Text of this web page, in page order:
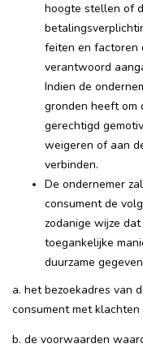
hoogte stellen of
feiten en factoren
verantwoord
Indien de
gronden heeft om
gerechtigd
weigeren of aan
verbinden.
De ondernemer
consument de
zodanige wijze
toegankelijke
duurzame
a. het bezoekadres van
consument met
b. de voorwaarden